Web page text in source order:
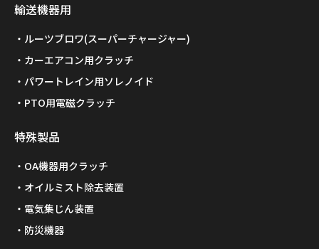
輸送機器用
ルーツブロワ(スーパーチャージャー)
カーエアコン用クラッチ
パワートレイン用ソレノイド
PTO用電磁クラッチ
特殊製品
OA機器用クラッチ
オイルミスト除去装置
電気集じん装置
防災機器